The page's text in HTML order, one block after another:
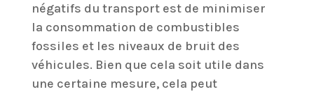
négatifs du transport est de minimiser
la consommation de combustibles
fossiles et les niveaux de bruit des
véhicules. Bien que cela soit utile dans
une certaine mesure, cela peut